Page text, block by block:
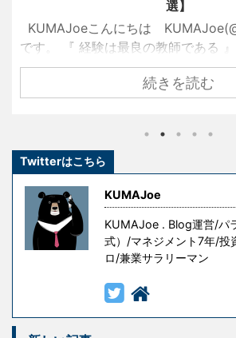
選】
KUMAJoeこんにちは
です。 『 経験は最良の教師である
存知でしょうか？ 名経営者として大
ている創業者たちも、ずっと順風満
ただし授業料が高すぎる 』というも
意味がありますが、無意味な ...
続きを読む
Twitterはこちら
KUMAJoe
KUMAJoe . Blog運営/パ
式）/マネジメント7年/投
ロ/兼業サラリーマン